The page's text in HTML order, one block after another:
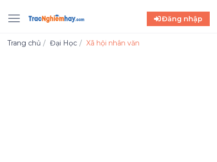
Đăng nhập
Trang chủ Đại Học Xã hội nhân văn